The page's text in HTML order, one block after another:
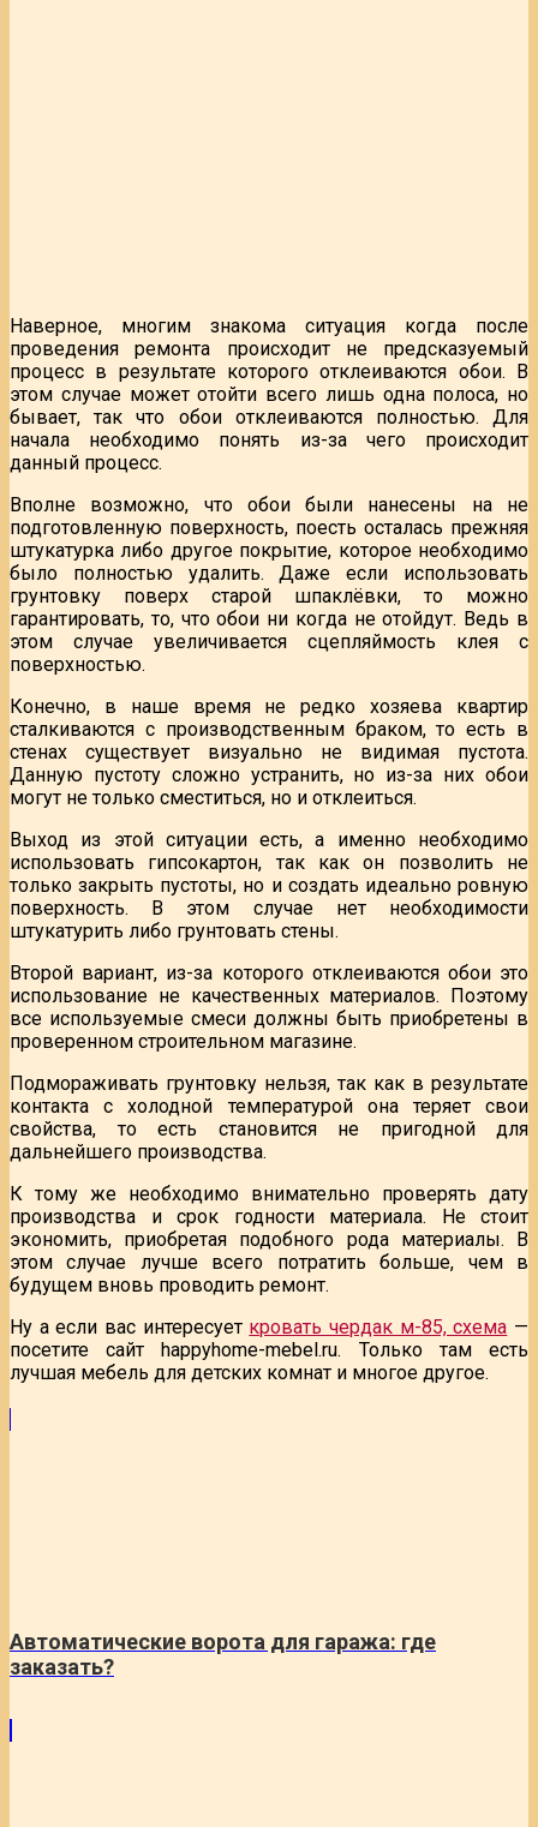
Наверное, многим знакома ситуация когда после
проведения ремонта происходит не предсказуемый
процесс в результате которого отклеиваются обои. В
этом случае может отойти всего лишь одна полоса, но
бывает, так что обои отклеиваются полностью. Для
начала необходимо понять из-за чего происходит
данный процесс.
Вполне возможно, что обои были нанесены на не
подготовленную поверхность, поесть осталась прежняя
штукатурка либо другое покрытие, которое необходимо
было полностью удалить. Даже если использовать
грунтовку поверх старой шпаклёвки, то можно
гарантировать, то, что обои ни когда не отойдут. Ведь в
этом случае увеличивается сцепляймость клея с
поверхностью.
Конечно, в наше время не редко хозяева квартир
сталкиваются с производственным браком, то есть в
стенах существует визуально не видимая пустота.
Данную пустоту сложно устранить, но из-за них обои
могут не только сместиться, но и отклеиться.
Выход из этой ситуации есть, а именно необходимо
использовать гипсокартон, так как он позволить не
только закрыть пустоты, но и создать идеально ровную
поверхность. В этом случае нет необходимости
штукатурить либо грунтовать стены.
Второй вариант, из-за которого отклеиваются обои это
использование не качественных материалов. Поэтому
все используемые смеси должны быть приобретены в
проверенном строительном магазине.
Подмораживать грунтовку нельзя, так как в результате
контакта с холодной температурой она теряет свои
свойства, то есть становится не пригодной для
дальнейшего производства.
К тому же необходимо внимательно проверять дату
производства и срок годности материала. Не стоит
экономить, приобретая подобного рода материалы. В
этом случае лучше всего потратить больше, чем в
будущем вновь проводить ремонт.
Ну а если вас интересует кровать чердак м-85, схема —
посетите сайт happyhome-mebel.ru. Только там есть
лучшая мебель для детских комнат и многое другое.
Автоматические ворота для гаража: где
заказать?